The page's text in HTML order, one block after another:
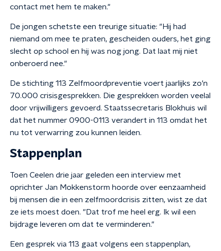
contact met hem te maken."
De jongen schetste een treurige situatie: "Hij had
niemand om mee te praten, gescheiden ouders, het ging
slecht op school en hij was nog jong. Dat laat mij niet
onberoerd nee."
De stichting 113 Zelfmoordpreventie voert jaarlijks zo'n
70.000 crisisgesprekken. Die gesprekken worden veelal
door vrijwilligers gevoerd. Staatssecretaris Blokhuis wil
dat het nummer 0900-0113 verandert in 113 omdat het
nu tot verwarring zou kunnen leiden.
Stappenplan
Toen Ceelen drie jaar geleden een interview met
oprichter Jan Mokkenstorm hoorde over eenzaamheid
bij mensen die in een zelfmoordcrisis zitten, wist ze dat
ze iets moest doen. "Dat trof me heel erg. Ik wil een
bijdrage leveren om dat te verminderen."
Een gesprek via 113 gaat volgens een stappenplan,